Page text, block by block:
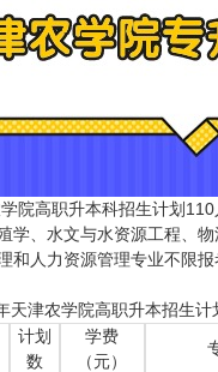
高职升本科招生计划110
学、水文与水资源工程、
和人力资源管理专业不限
津农学院高职升本招生计
计划
数
学费
（元）